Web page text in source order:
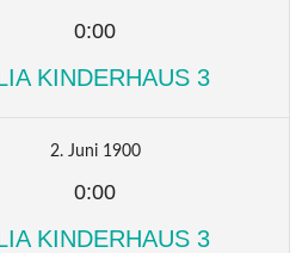
0:00
KINDERHAUS 3
2. Juni 1900
0:00
KINDERHAUS 3